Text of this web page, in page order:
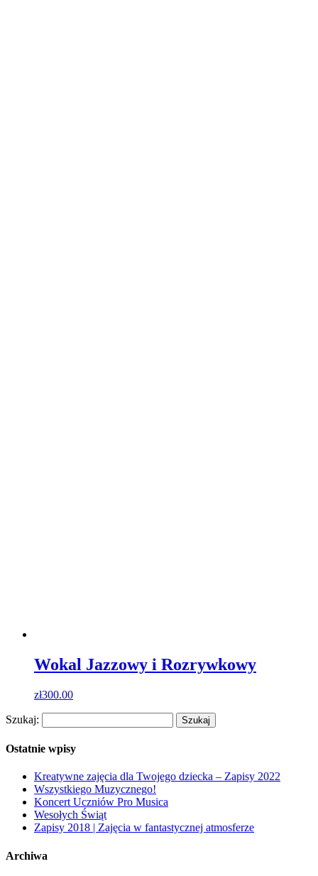
Wokal Jazzowy i Rozrywkowy
zł300.00
Szukaj:
Ostatnie wpisy
Kreatywne zajęcia dla Twojego dziecka – Zapisy 2022
Wszystkiego Muzycznego!
Koncert Uczniów Pro Musica
Wesołych Świąt
Zapisy 2018 | Zajęcia w fantastycznej atmosferze
Archiwa